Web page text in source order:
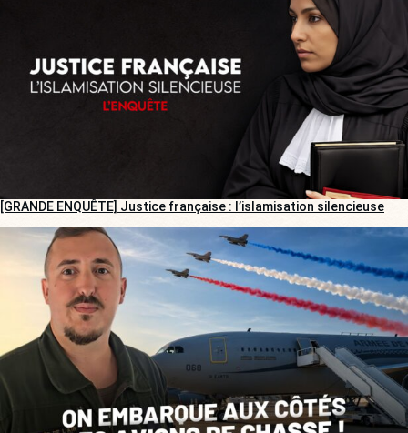
[GRANDE ENQUÊTE] Justice française : l’islamisation silencieuse